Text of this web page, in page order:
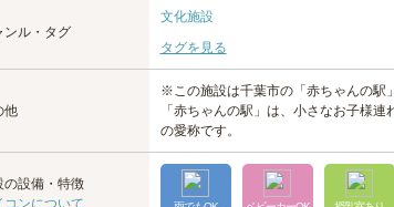
ンル・タグ
文化施設
タグを見る
他
※この施設は千葉市の「赤ちゃんの駅
「赤ちゃんの駅」は、小さなお子様
の愛称です。
の設備・特徴
コンについて